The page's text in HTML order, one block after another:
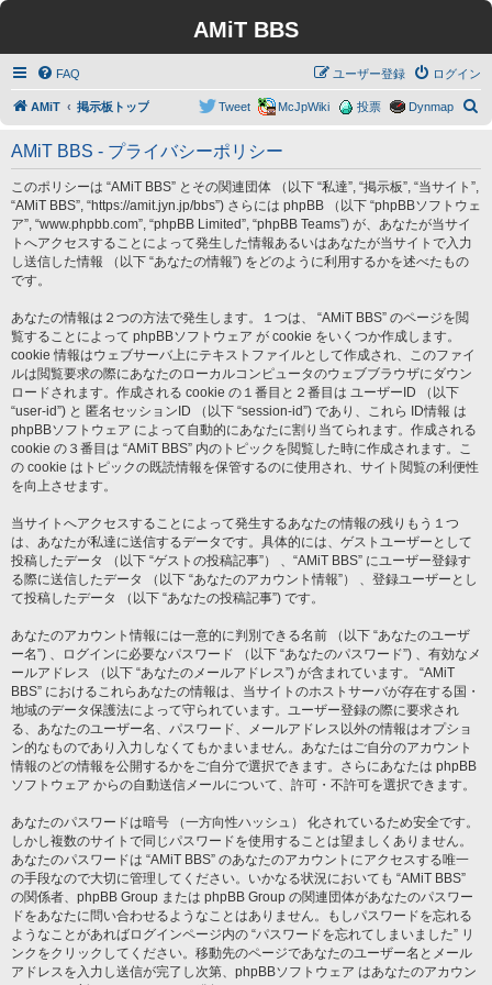
AMiT BBS
FAQ ログイン
ユーザー登録
AMiT 掲示板トップ Dynmap
投票
McJpWiki
Tweet
AMiT BBS - プライバシーポリシー
このポリシーは “AMiT BBS” とその関連団体 （以下 “私達”, “掲示板”, “当サイト”,
“AMiT BBS”, “https://amit.jyn.jp/bbs”) さらには phpBB （以下 “phpBBソフトウェ
ア”, “www.phpbb.com”, “phpBB Limited”, “phpBB Teams”) が、あなたが当サイ
トへアクセスすることによって発生した情報あるいはあなたが当サイトで入力
し送信した情報 （以下 “あなたの情報”) をどのように利用するかを述べたもの
です。
あなたの情報は２つの方法で発生します。１つは、 “AMiT BBS” のページを閲
覧することによって phpBBソフトウェア が cookie をいくつか作成します。
cookie 情報はウェブサーバ上にテキストファイルとして作成され、このファイ
ルは閲覧要求の際にあなたのローカルコンピュータのウェブブラウザにダウン
ロードされます。作成される cookie の１番目と２番目は ユーザーID （以下
“user-id”) と 匿名セッションID （以下 “session-id”) であり、これら ID情報 は
phpBBソフトウェア によって自動的にあなたに割り当てられます。作成される
cookie の３番目は “AMiT BBS” 内のトピックを閲覧した時に作成されます。こ
の cookie はトピックの既読情報を保管するのに使用され、サイト閲覧の利便性
を向上させます。
当サイトへアクセスすることによって発生するあなたの情報の残りもう１つ
は、あなたが私達に送信するデータです。具体的には、ゲストユーザーとして
投稿したデータ （以下 “ゲストの投稿記事”） 、“AMiT BBS” にユーザー登録す
る際に送信したデータ （以下 “あなたのアカウント情報”） 、登録ユーザーとし
て投稿したデータ （以下 “あなたの投稿記事”) です。
あなたのアカウント情報には一意的に判別できる名前 （以下 “あなたのユーザ
ー名”) 、ログインに必要なパスワード （以下 “あなたのパスワード”) 、有効なメ
ールアドレス （以下 “あなたのメールアドレス”) が含まれています。 “AMiT
BBS” におけるこれらあなたの情報は、当サイトのホストサーバが存在する国・
地域のデータ保護法によって守られています。ユーザー登録の際に要求され
る、あなたのユーザー名、パスワード、メールアドレス以外の情報はオプショ
ン的なものであり入力しなくてもかまいません。あなたはご自分のアカウント
情報のどの情報を公開するかをご自分で選択できます。さらにあなたは phpBB
ソフトウェア からの自動送信メールについて、許可・不許可を選択できます。
あなたのパスワードは暗号 （一方向性ハッシュ） 化されているため安全です。
しかし複数のサイトで同じパスワードを使用することは望ましくありません。
あなたのパスワードは “AMiT BBS” のあなたのアカウントにアクセスする唯一
の手段なので大切に管理してください。いかなる状況においても “AMiT BBS”
の関係者、phpBB Group または phpBB Group の関連団体があなたのパスワー
ドをあなたに問い合わせるようなことはありません。もしパスワードを忘れる
ようなことがあればログインページ内の “パスワードを忘れてしまいました” リ
ンクをクリックしてください。移動先のページであなたのユーザー名とメール
アドレスを入力し送信が完了し次第、phpBBソフトウェア はあなたのアカウン